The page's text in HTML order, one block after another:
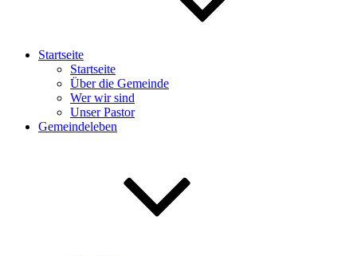
Startseite
Startseite
Über die Gemeinde
Wer wir sind
Unser Pastor
Gemeindeleben